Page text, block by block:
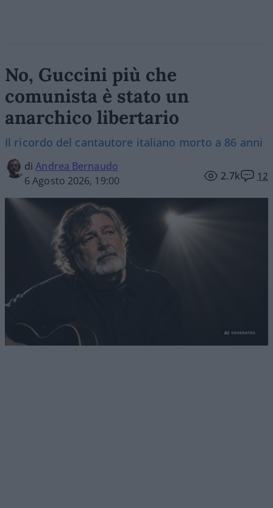
No, Guccini più che
comunista è stato un
anarchico libertario
Il ricordo del cantautore italiano morto a 86 anni
diAndrea Bernaudo
6 Agosto 2026, 19:00
2.7k 12